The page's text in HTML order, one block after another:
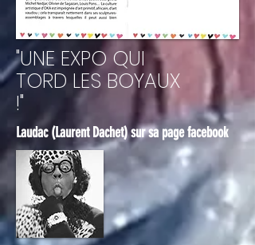
"UNE EXPO QUI
TORD LES BOYAUX
!"
Laudac (Laurent Dachet) sur sa page facebook